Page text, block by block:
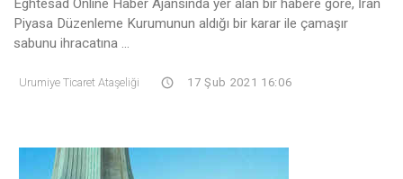
Piyasa Düzenleme Kurumunun aldığı bir karar ile çamaşır
sabunu ihracatına ...
Urumiye Ticaret Ataşeliği 17 Şub 2021 16:06